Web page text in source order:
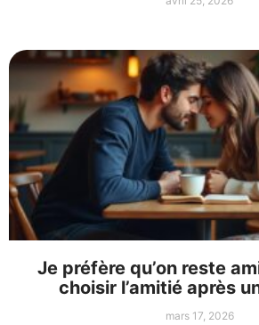
Je préfère qu’on reste
choisir l’amitié après
mars 17, 2026